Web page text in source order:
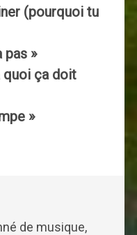
(pourquoi tu
pas »
quoi ça doit
»
de musique,